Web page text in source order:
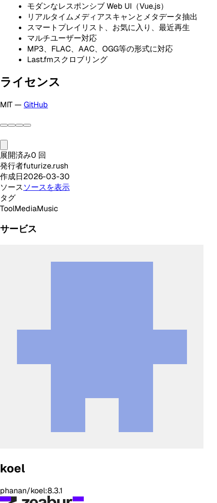
モダンなレスポンシブ Web UI（Vue.js）
リアルタイムメディアスキャンとメタデータ抽出
スマートプレイリスト、お気に入り、最近再生
マルチユーザー対応
MP3、FLAC、AAC、OGG等の形式に対応
Last.fmスクロブリング
ライセンス
MIT — GitHub
展開済み0 回
発行者futurize.rush
作成日2026-03-30
ソースソースを表示
タグ
ToolMediaMusic
サービス
koel
phanan/koel:8.3.1